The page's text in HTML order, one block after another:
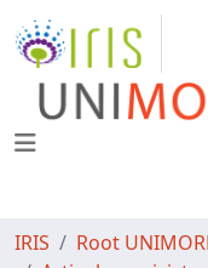
IRIS Root